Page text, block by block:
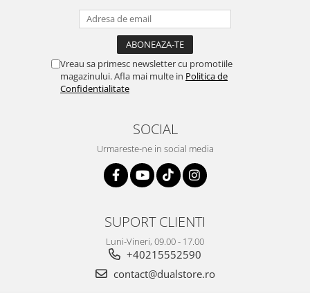
Vreau sa primesc newsletter cu promotiile
magazinului. Afla mai multe in Politica de
Confidentialitate
SOCIAL
Urmareste-ne in social media
SUPORT CLIENTI
Luni-Vineri, 09.00 - 17.00
+40215552590
contact@dualstore.ro